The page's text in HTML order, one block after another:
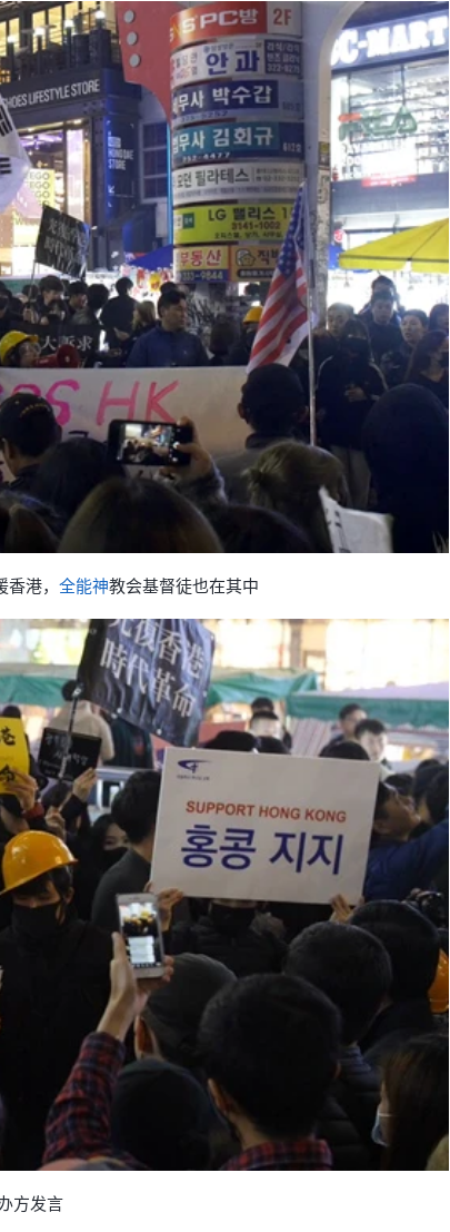
香港，全能神教会基督徒也在其中
方发言